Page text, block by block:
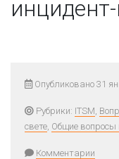
Опубликовано 31
Рубрики: ITSM,
свете, Общие
Комментарии